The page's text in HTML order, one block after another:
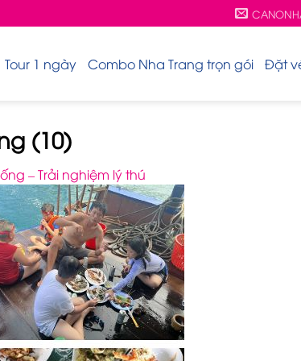
Tour 1 ngày Combo Nha Trang trọn gói Đặt
(10)
– Trải nghiệm lý thú